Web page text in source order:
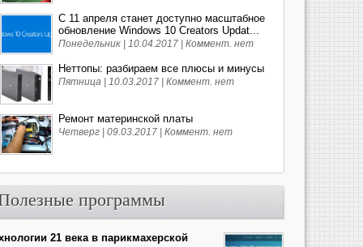
С 11 апреля станет доступно масштабное
обновление Windows 10 Creators Updat...
Понедельник | 10.04.2017 | Коммент. нет
Неттопы: разбираем все плюсы и минусы
Пятница | 10.03.2017 | Коммент. нет
Ремонт материнской платы
Четверг | 09.03.2017 | Коммент. нет
программы
21 века в парикмахерской